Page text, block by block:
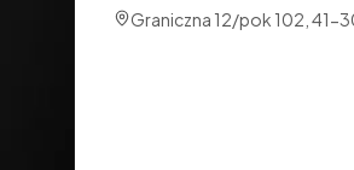
Graniczna 12/pok 102, 41-